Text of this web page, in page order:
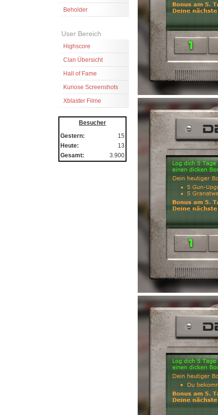
Beholder
User Bereich
Highscore
Clan Übersicht
Hall of Fame
Kuriose Screenshots
Xblaster Filme
Besucher
Gestern:
15
Heute:
13
Gesamt:
3.900